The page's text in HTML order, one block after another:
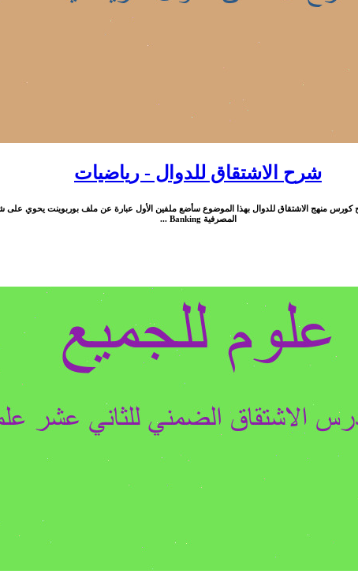
شرح الاشتقاق للدوال - رياضيات
منهج الاشتقاق للدوال بهذا الموضوع سأضع ملفين الأول عبارة عن ملف بوربوينت يحوي على
المصرفية Banking ...